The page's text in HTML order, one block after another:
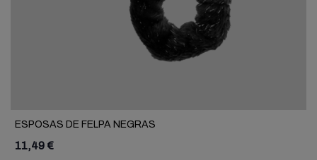
ESPOSAS DE FELPA NEGRAS
11,49 €